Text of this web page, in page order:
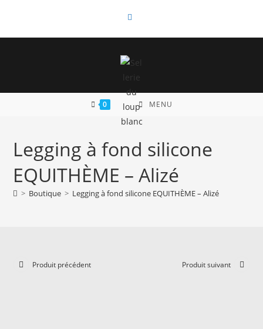
content
0 MENU
Legging à fond silicone
EQUITHÈME – Alizé
> Boutique > Legging à fond silicone EQUITHÈME – Alizé
Produit précédent Produit suivant